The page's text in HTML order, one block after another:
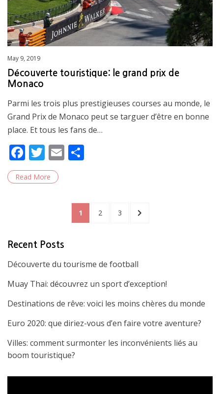
Posted
on
May 9, 2019
Découverte touristique: le grand prix de
Monaco
Parmi les trois plus prestigieuses courses au monde, le
Grand Prix de Monaco peut se targuer d’être en bonne
place. Et tous les fans de…
F
ac
e
k
T
w
itt
E
e
Read More
PAGE
1 PAGE
2 PAGE
3
NEXT
Recent Posts
Découverte du tourisme de football
Muay Thai: découvrez un sport d’exception!
Destinations de rêve: voici les moins chères du monde
Euro 2020: que diriez-vous d’en faire votre aventure?
Villes: comment surmonter les inconvénients liés au
boom touristique?